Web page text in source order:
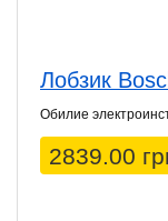
Лобзик
Обилие
2839.00